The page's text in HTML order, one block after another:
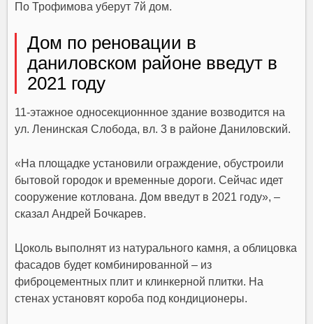
По Трофимова уберут 7й дом.
Дом по реновации в
даниловском районе введут в
2021 году
11-этажное односекционнное здание возводится на
ул. Ленинская Слобода, вл. 3 в районеДаниловский.
«На площадке установили ограждение, обустроили
бытовой городок и временные дороги. Сейчас идет
сооружение котлована. Дом введут в 2021 году», –
сказалАндрей Бочкарев.
Цоколь выполнят из натурального камня, а облицовка
фасадов будет комбинированной – из
фиброцементных плит и клинкерной плитки. На
стенах установят короба под кондиционеры.